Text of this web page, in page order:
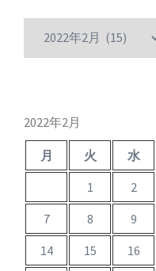
2022年2月
月 火 水
1
2
7
8 9
14
15 16